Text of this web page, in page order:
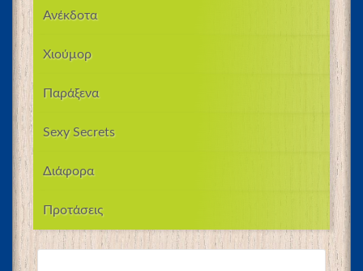
Ανέκδοτα
Χιούμορ
Παράξενα
Sexy Secrets
Διάφορα
Προτάσεις